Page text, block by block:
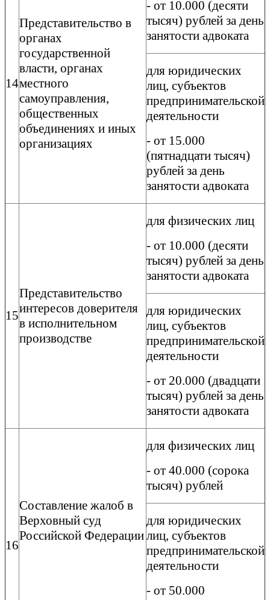
14
Представительство в
органах
государственной
власти, органах
местного
самоуправления,
общественных
объединениях и иных
организациях
- от 10.000 (десяти
тысяч) рублей за день
занятости адвоката
для юридических
лиц, субъектов
предпринимательской
деятельности
- от 15.000
(пятнадцати тысяч)
рублей за день
занятости адвоката
15
Представительство
интересов доверителя
в исполнительном
производстве
для физических лиц
- от 10.000 (десяти
тысяч) рублей за день
занятости адвоката
для юридических
лиц, субъектов
предпринимательской
деятельности
- от 20.000 (двадцати
тысяч) рублей за день
занятости адвоката
16
Составление жалоб в
Верховный суд
Российской Федерации
для физических лиц
- от 40.000 (сорока
тысяч) рублей
для юридических
лиц, субъектов
предпринимательской
деятельности
- от 50.000